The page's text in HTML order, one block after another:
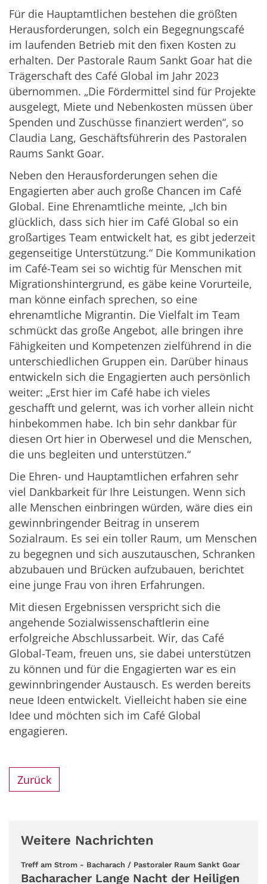
Für die Hauptamtlichen bestehen die größten
Herausforderungen, solch ein Begegnungscafé
im laufenden Betrieb mit den fixen Kosten zu
erhalten. Der Pastorale Raum Sankt Goar hat die
Trägerschaft des Café Global im Jahr 2023
übernommen. „Die Fördermittel sind für Projekte
ausgelegt, Miete und Nebenkosten müssen über
Spenden und Zuschüsse finanziert werden“, so
Claudia Lang, Geschäftsführerin des Pastoralen
Raums Sankt Goar.
Neben den Herausforderungen sehen die
Engagierten aber auch große Chancen im Café
Global. Eine Ehrenamtliche meinte, „Ich bin
glücklich, dass sich hier im Café Global so ein
großartiges Team entwickelt hat, es gibt jederzeit
gegenseitige Unterstützung.“ Die Kommunikation
im Café-Team sei so wichtig für Menschen mit
Migrationshintergrund, es gäbe keine Vorurteile,
man könne einfach sprechen, so eine
ehrenamtliche Migrantin. Die Vielfalt im Team
schmückt das große Angebot, alle bringen ihre
Fähigkeiten und Kompetenzen zielführend in die
unterschiedlichen Gruppen ein. Darüber hinaus
entwickeln sich die Engagierten auch persönlich
weiter: „Erst hier im Café habe ich vieles
geschafft und gelernt, was ich vorher allein nicht
hinbekommen habe. Ich bin sehr dankbar für
diesen Ort hier in Oberwesel und die Menschen,
die uns begleiten und unterstützen.“
Die Ehren- und Hauptamtlichen erfahren sehr
viel Dankbarkeit für Ihre Leistungen. Wenn sich
alle Menschen einbringen würden, wäre dies ein
gewinnbringender Beitrag in unserem
Sozialraum. Es sei ein toller Raum, um Menschen
zu begegnen und sich auszutauschen, Schranken
abzubauen und Brücken aufzubauen, berichtet
eine junge Frau von ihren Erfahrungen.
Mit diesen Ergebnissen verspricht sich die
angehende Sozialwissenschaftlerin eine
erfolgreiche Abschlussarbeit. Wir, das Café
Global-Team, freuen uns, sie dabei unterstützen
zu können und für die Engagierten war es ein
gewinnbringender Austausch. Es werden bereits
neue Ideen entwickelt. Vielleicht haben sie eine
Idee und möchten sich im Café Global
engagieren.
Zurück
Weitere Nachrichten
Treff am Strom - Bacharach / Pastoraler Raum Sankt Goar:
Bacharacher Lange Nacht der Heiligen